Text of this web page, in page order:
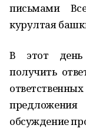
письмами
курултая
В этот день
получить
обсуждение